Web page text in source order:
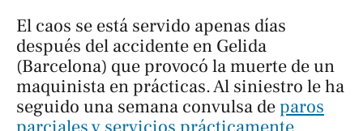
El caos se está servido apenas días
después del accidente en Gelida
(Barcelona) que provocó la muerte de un
maquinista en prácticas. Al siniestro le ha
seguido una semana convulsa de paros